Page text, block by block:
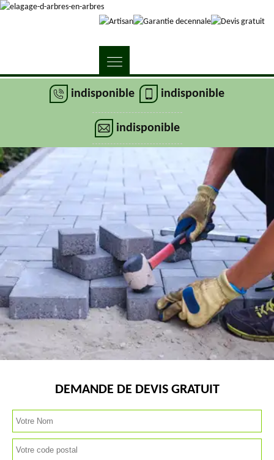
indisponible indisponible
indisponible
DEMANDE DE DEVIS GRATUIT